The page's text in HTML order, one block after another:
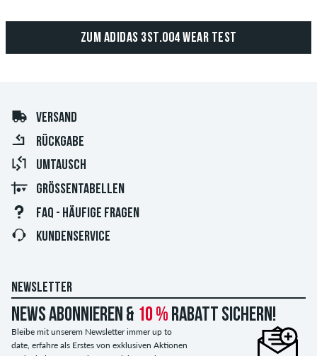
ZUM ADIDAS 3ST.004 WEAR TEST
VERSAND
RÜCKGABE
UMTAUSCH
GRÖSSENTABELLEN
FAQ - HÄUFIGE FRAGEN
KUNDENSERVICE
NEWSLETTER
News abonnieren & 10 % Rabatt sichern!
Bleibe mit unserem Newsletter immer up to
date, erfahre als Erstes von exklusiven Aktionen